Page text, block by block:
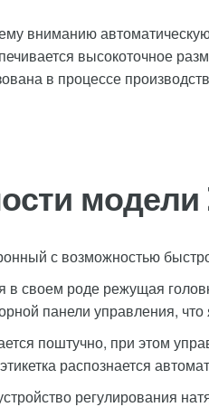
вниманию
высокоточное
в процессе
модели
с возможностью
в своем роде режущая
панели управления,
поштучно, при этом
распознается
регулирования